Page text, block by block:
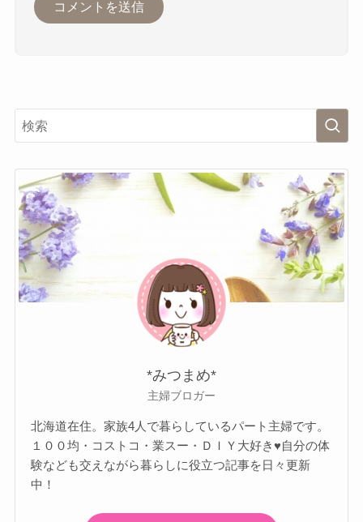
*みつまめ*
主婦ブロガー
北海道在住。家族4人で暮らしているパート主婦です。
１００均・コストコ・業スー・ＤＩＹ大好き♥自分の体
験なども交えながら暮らしに役立つ記事を日々更新
中！